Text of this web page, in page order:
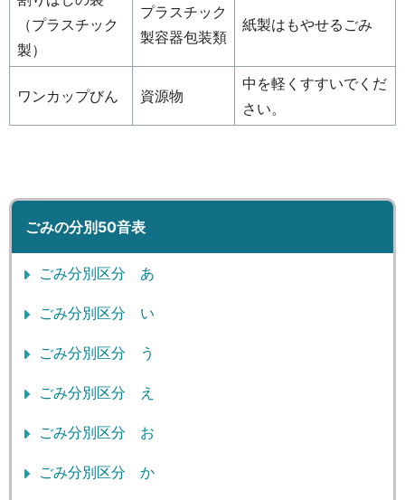
（プラスチック
製）
プラスチック
製容器包装類
紙製はもやせるごみ
ワンカップびん 資源物
中を軽くすすいでくだ
さい。
ごみの分別50音表
ごみ分別区分 あ
ごみ分別区分 い
ごみ分別区分 う
ごみ分別区分 え
ごみ分別区分 お
ごみ分別区分 か